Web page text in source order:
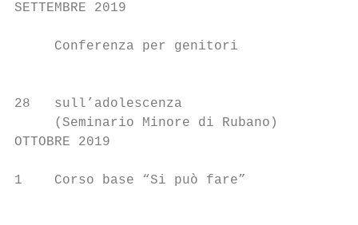
SETTEMBRE 2019
Conferenza per genitori
28   sull’adolescenza
(Seminario Minore di Rubano)
OTTOBRE 2019
1    Corso base “Si può fare”